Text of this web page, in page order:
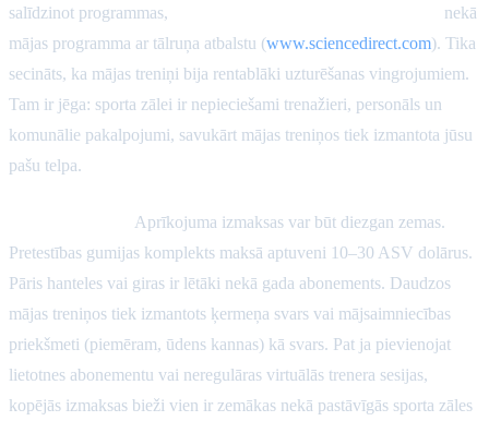
salīdzinot programmas,
nekā
mājas programma ar tālruņa atbalstu (www.sciencedirect.com). Tika
secināts, ka mājas treniņi bija rentablāki uzturēšanas vingrojumiem.
Tam ir jēga: sporta zālei ir nepieciešami trenažieri, personāls un
komunālie pakalpojumi, savukārt mājas treniņos tiek izmantota jūsu
pašu telpa.
Aprīkojuma izmaksas var būt diezgan zemas.
Pretestības gumijas komplekts maksā aptuveni 10–30 ASV dolārus.
Pāris hanteles vai giras ir lētāki nekā gada abonements. Daudzos
mājas treniņos tiek izmantots ķermeņa svars vai mājsaimniecības
priekšmeti (piemēram, ūdens kannas) kā svars. Pat ja pievienojat
lietotnes abonementu vai neregulāras virtuālās trenera sesijas,
kopējās izmaksas bieži vien ir zemākas nekā pastāvīgās sporta zāles